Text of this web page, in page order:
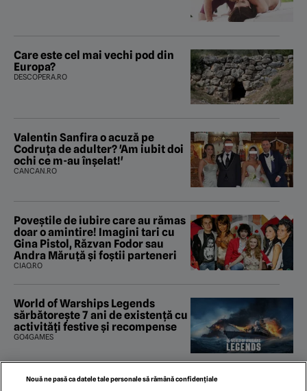
Care este cel mai vechi pod din
Europa?
DESCOPERA.RO
Valentin Sanfira o acuză pe
Codruța de adulter? 'Am iubit doi
ochi ce m-au înșelat!'
CANCAN.RO
Poveştile de iubire care au rămas
doar o amintire! Imagini tari cu
Gina Pistol, Răzvan Fodor sau
Andra Măruţă şi foştii parteneri
CIAO.RO
World of Warships Legends
sărbătorește 7 ani de existență cu
activități festive și recompense
GO4GAMES
Modernizează-ți mașina fără
Nouă ne pasă ca datele tale personale să rămână confidențiale